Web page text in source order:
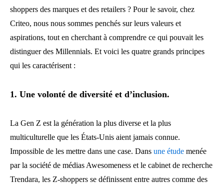
shoppers des marques et des retailers ? Pour le savoir, chez
Criteo, nous nous sommes penchés sur leurs valeurs et
aspirations, tout en cherchant à comprendre ce qui pouvait les
distinguer des Millennials. Et voici les quatre grands principes
qui les caractérisent :
1. Une volonté de diversité et d’inclusion.
La Gen Z est la génération la plus diverse et la plus
multiculturelle que les États-Unis aient jamais connue.
Impossible de les mettre dans une case. Dans une étude menée
par la société de médias Awesomeness et le cabinet de recherche
Trendara, les Z-shoppers se définissent entre autres comme des